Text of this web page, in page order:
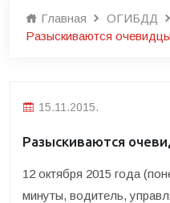
Главная
ОГИБДД
Разыскиваются
15.11.2015.
Разыскиваются
12 октября 2015 года
минуты, водитель,